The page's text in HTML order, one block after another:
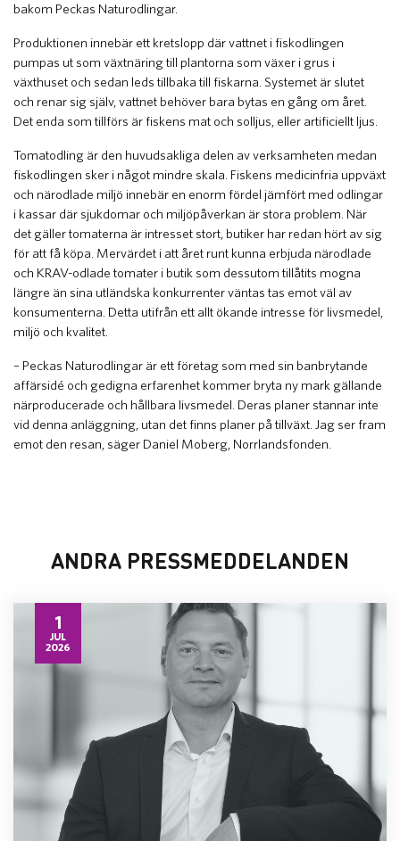
bakom Peckas Naturodlingar.
Produktionen innebär ett kretslopp där vattnet i fiskodlingen
pumpas ut som växtnäring till plantorna som växer i grus i
växthuset och sedan leds tillbaka till fiskarna. Systemet är slutet
och renar sig själv, vattnet behöver bara bytas en gång om året.
Det enda som tillförs är fiskens mat och solljus, eller artificiellt ljus.
Tomatodling är den huvudsakliga delen av verksamheten medan
fiskodlingen sker i något mindre skala. Fiskens medicinfria uppväxt
och närodlade miljö innebär en enorm fördel jämfört med odlingar
i kassar där sjukdomar och miljöpåverkan är stora problem. När
det gäller tomaterna är intresset stort, butiker har redan hört av sig
för att få köpa. Mervärdet i att året runt kunna erbjuda närodlade
och KRAV-odlade tomater i butik som dessutom tillåtits mogna
längre än sina utländska konkurrenter väntas tas emot väl av
konsumenterna. Detta utifrån ett allt ökande intresse för livsmedel,
miljö och kvalitet.
– Peckas Naturodlingar är ett företag som med sin banbrytande
affärsidé och gedigna erfarenhet kommer bryta ny mark gällande
närproducerade och hållbara livsmedel. Deras planer stannar inte
vid denna anläggning, utan det finns planer på tillväxt. Jag ser fram
emot den resan, säger Daniel Moberg, Norrlandsfonden.
ANDRA PRESSMEDDELANDEN
1
JUL
2026